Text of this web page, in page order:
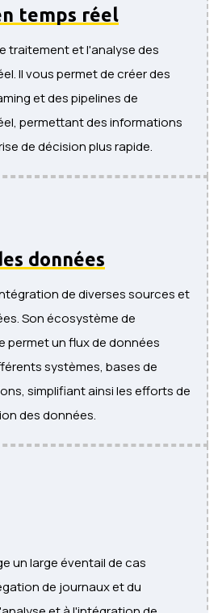
temps réel
traitement et l'analyse des
Il vous permet de créer des
et des pipelines de
permettant des informations
de décision plus rapide.
données
de diverses sources et
Son écosystème de
un flux de données
systèmes, bases de
simplifiant ainsi les efforts de
des données.
un large éventail de cas
de journaux et du